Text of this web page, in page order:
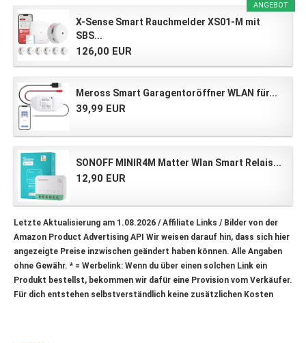
ANGEBOT
X-Sense Smart Rauchmelder XS01-M mit
SBS...
126,00 EUR
Meross Smart Garagentoröffner WLAN für...
39,99 EUR
SONOFF MINIR4M Matter Wlan Smart Relais...
12,90 EUR
Letzte Aktualisierung am 1.08.2026 / Affiliate Links / Bilder von der
Amazon Product Advertising API Wir weisen darauf hin, dass sich hier
angezeigte Preise inzwischen geändert haben können. Alle Angaben
ohne Gewähr. * = Werbelink: Wenn du über einen solchen Link ein
Produkt bestellst, bekommen wir dafür eine Provision vom Verkäufer.
Für dich entstehen selbstverständlich keine zusätzlichen Kosten